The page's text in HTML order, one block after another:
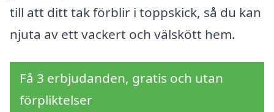
till att ditt tak förblir i toppskick, så du kan
njuta av ett vackert och välskött hem.
Få 3 erbjudanden, gratis och utan
förpliktelser